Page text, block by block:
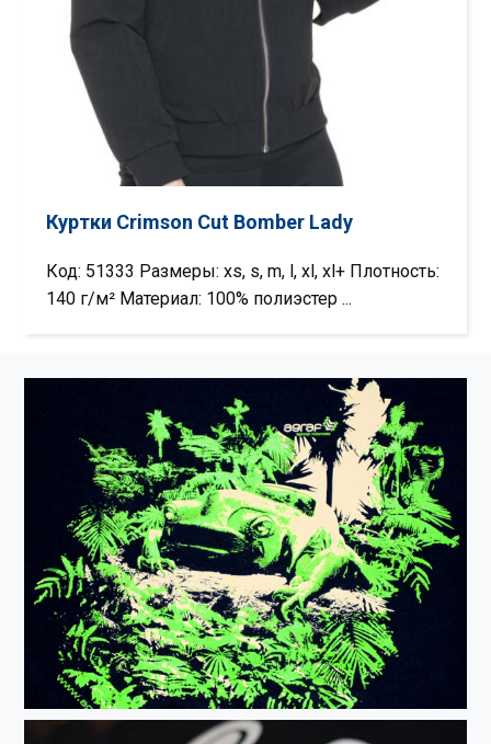
Куртки Crimson Cut Bomber Lady
Код: 51333 Размеры: xs, s, m, l, xl, xl+ Плотность:
140 г/м² Материал: 100% полиэстер ...